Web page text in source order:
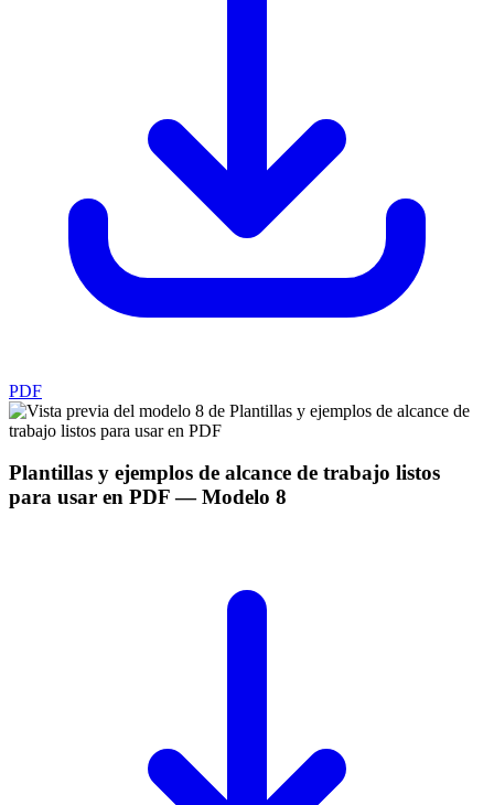
PDF
Plantillas y ejemplos de alcance de trabajo listos
para usar en PDF— Modelo 8